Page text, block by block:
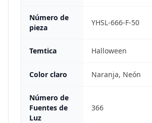
Número de
pieza
YHSL-666-F-50
Temtica Halloween
Color claro Naranja, Neón
Número de
Fuentes de
Luz
366